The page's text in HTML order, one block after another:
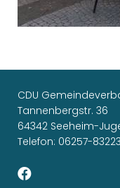
CDU
Tannenbergstr. 36
64342 Seeheim-
Telefon: 06257-83223